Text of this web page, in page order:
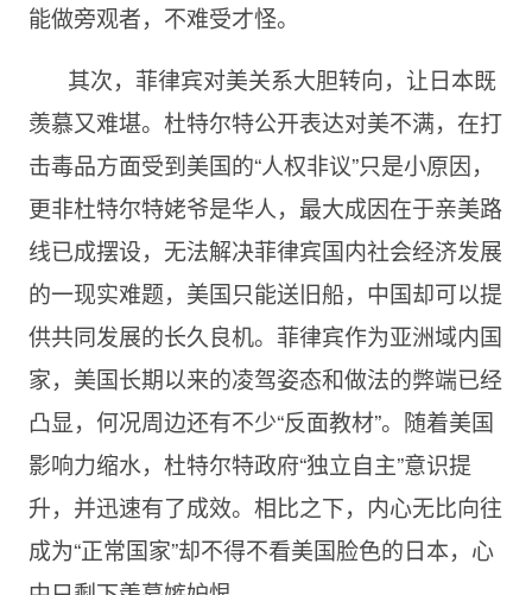
能做旁观者，不难受才怪。
其次，菲律宾对美关系大胆转向，让日本既
羡慕又难堪。杜特尔特公开表达对美不满，在打
击毒品方面受到美国的“人权非议”只是小原因，
更非杜特尔特姥爷是华人，最大成因在于亲美路
线已成摆设，无法解决菲律宾国内社会经济发展
的一现实难题，美国只能送旧船，中国却可以提
供共同发展的长久良机。菲律宾作为亚洲域内国
家，美国长期以来的凌驾姿态和做法的弊端已经
凸显，何况周边还有不少“反面教材”。随着美国
影响力缩水，杜特尔特政府“独立自主”意识提
升，并迅速有了成效。相比之下，内心无比向往
成为“正常国家”却不得不看美国脸色的日本，心